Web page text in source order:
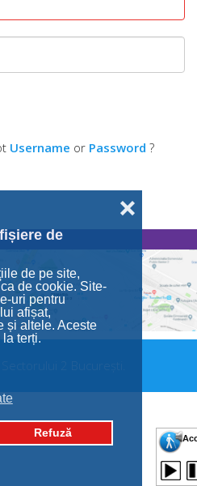
de
de pe site,
de cookie. Site-
uri pentru
afișat,
și altele. Aceste
terți.
Refuză
❌
Username or Password ?
2 București.